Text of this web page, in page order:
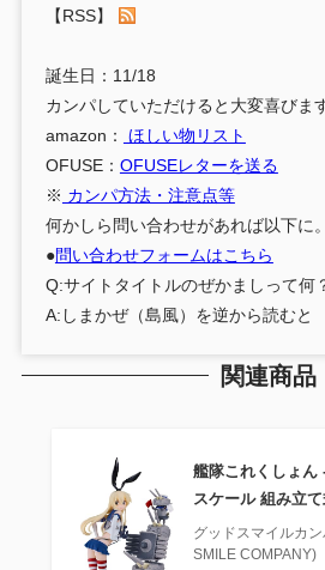
【RSS】
誕生日：11/18
カンパしていただけると大変喜びます
amazon：
ほしい物リスト
OFUSE： OFUSEレターを送る
※ カンパ方法・注意点等
何かしら問い合わせがあれば以下に。
●問い合わせフォームはこちら
Q:サイトタイトルのぜかましって何
A:しまかぜ（島風）を逆から読むと
関連商品
艦隊これくしょん
スケール 組み立
グッドスマイルカ
SMILE COMPANY)